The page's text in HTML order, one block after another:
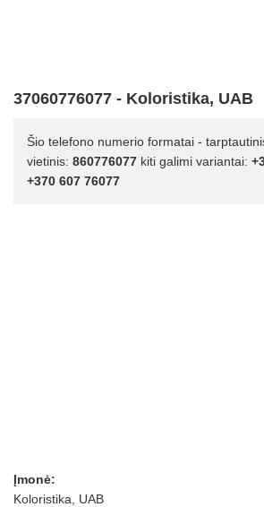
37060776077 - Koloristika, UAB
Šio telefono numerio formatai -
vietinis: 860776077 kiti galimi variantai:
+370 607 76077
Įmonė:
Koloristika, UAB